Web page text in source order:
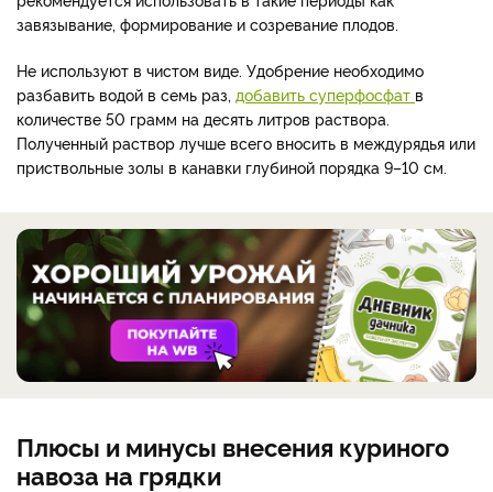
завязывание, формирование и созревание плодов.
Не используют в чистом виде. Удобрение необходимо
разбавить водой в семь раз, добавить суперфосфат в
количестве 50 грамм на десять литров раствора.
Полученный раствор лучше всего вносить в междурядья или
приствольные золы в канавки глубиной порядка 9–10 см.
Плюсы и минусы внесения куриного
навоза на грядки